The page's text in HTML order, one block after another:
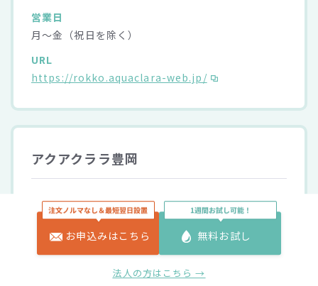
営業日
月～金（祝日を除く）
URL
https://rokko.aquaclara-web.jp/
アクアクララ豊岡
住所
〒669-5363 兵庫県豊岡市日高町野131-8
電話番号
お申込みはこちら 無料お試し
法人の方はこちら →